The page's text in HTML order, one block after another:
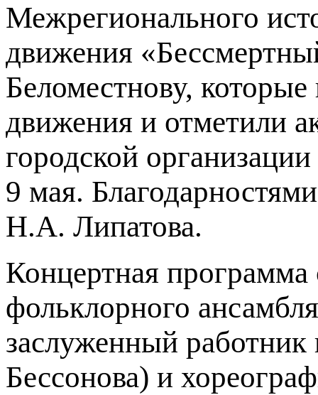
Межрегионального
движения
Беломестнову, которые
движения и отметили
городской
9 мая.
Н.А. Липатова.
Концертная программа
фольклорного
заслуженный
Бессонова) и